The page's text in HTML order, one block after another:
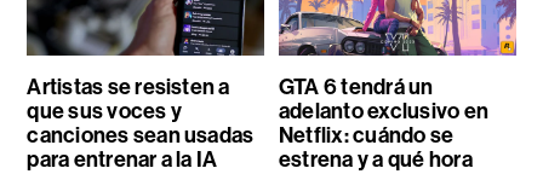
Artistas se resisten a
que sus voces y
canciones sean usadas
para entrenar a la IA
GTA 6 tendrá un
adelanto exclusivo en
Netflix: cuándo se
estrena y a qué hora